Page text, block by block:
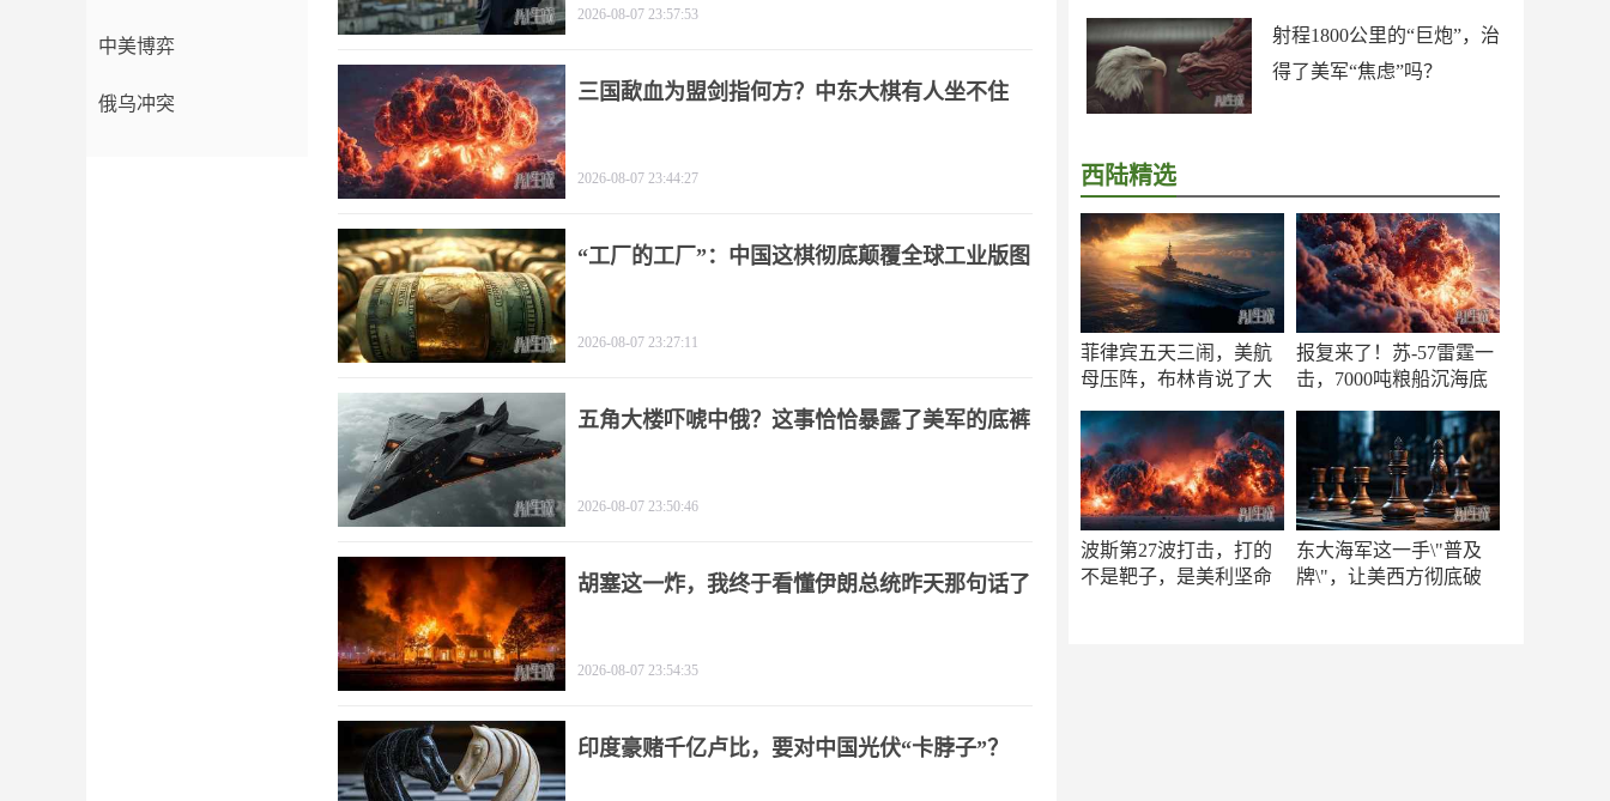
射程1800公里的“巨炮”，治
得了美军“焦虑”吗？
西陆精选
菲律宾五天三闹，美航
母压阵，布林肯说了大
报复来了！苏-57雷霆一
击，7000吨粮船沉海底
波斯第27波打击，打的
不是靶子，是美利坚命
东大海军这一手\"普及
牌\"，让美西方彻底破
中美博弈
俄乌冲突
2026-08-07 23:57:53
三国歃血为盟剑指何方？中东大棋有人坐不住
2026-08-07 23:44:27
“工厂的工厂”：中国这棋彻底颠覆全球工业版图
2026-08-07 23:27:11
五角大楼吓唬中俄？这事恰恰暴露了美军的底裤
2026-08-07 23:50:46
胡塞这一炸，我终于看懂伊朗总统昨天那句话了
2026-08-07 23:54:35
印度豪赌千亿卢比，要对中国光伏“卡脖子”？